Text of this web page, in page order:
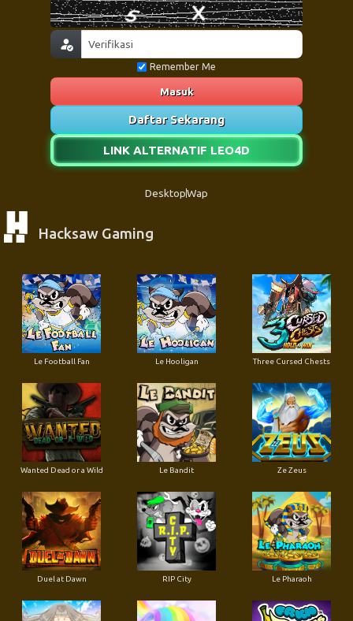
Remember Me
Masuk
Daftar Sekarang
LINK ALTERNATIF LEO4D
DesktopWap
Hacksaw Gaming
Le Football Fan Le Hooligan Three Cursed Chests
Wanted Dead or a Wild Le Bandit Ze Zeus
Duel at Dawn RIP City Le Pharaoh